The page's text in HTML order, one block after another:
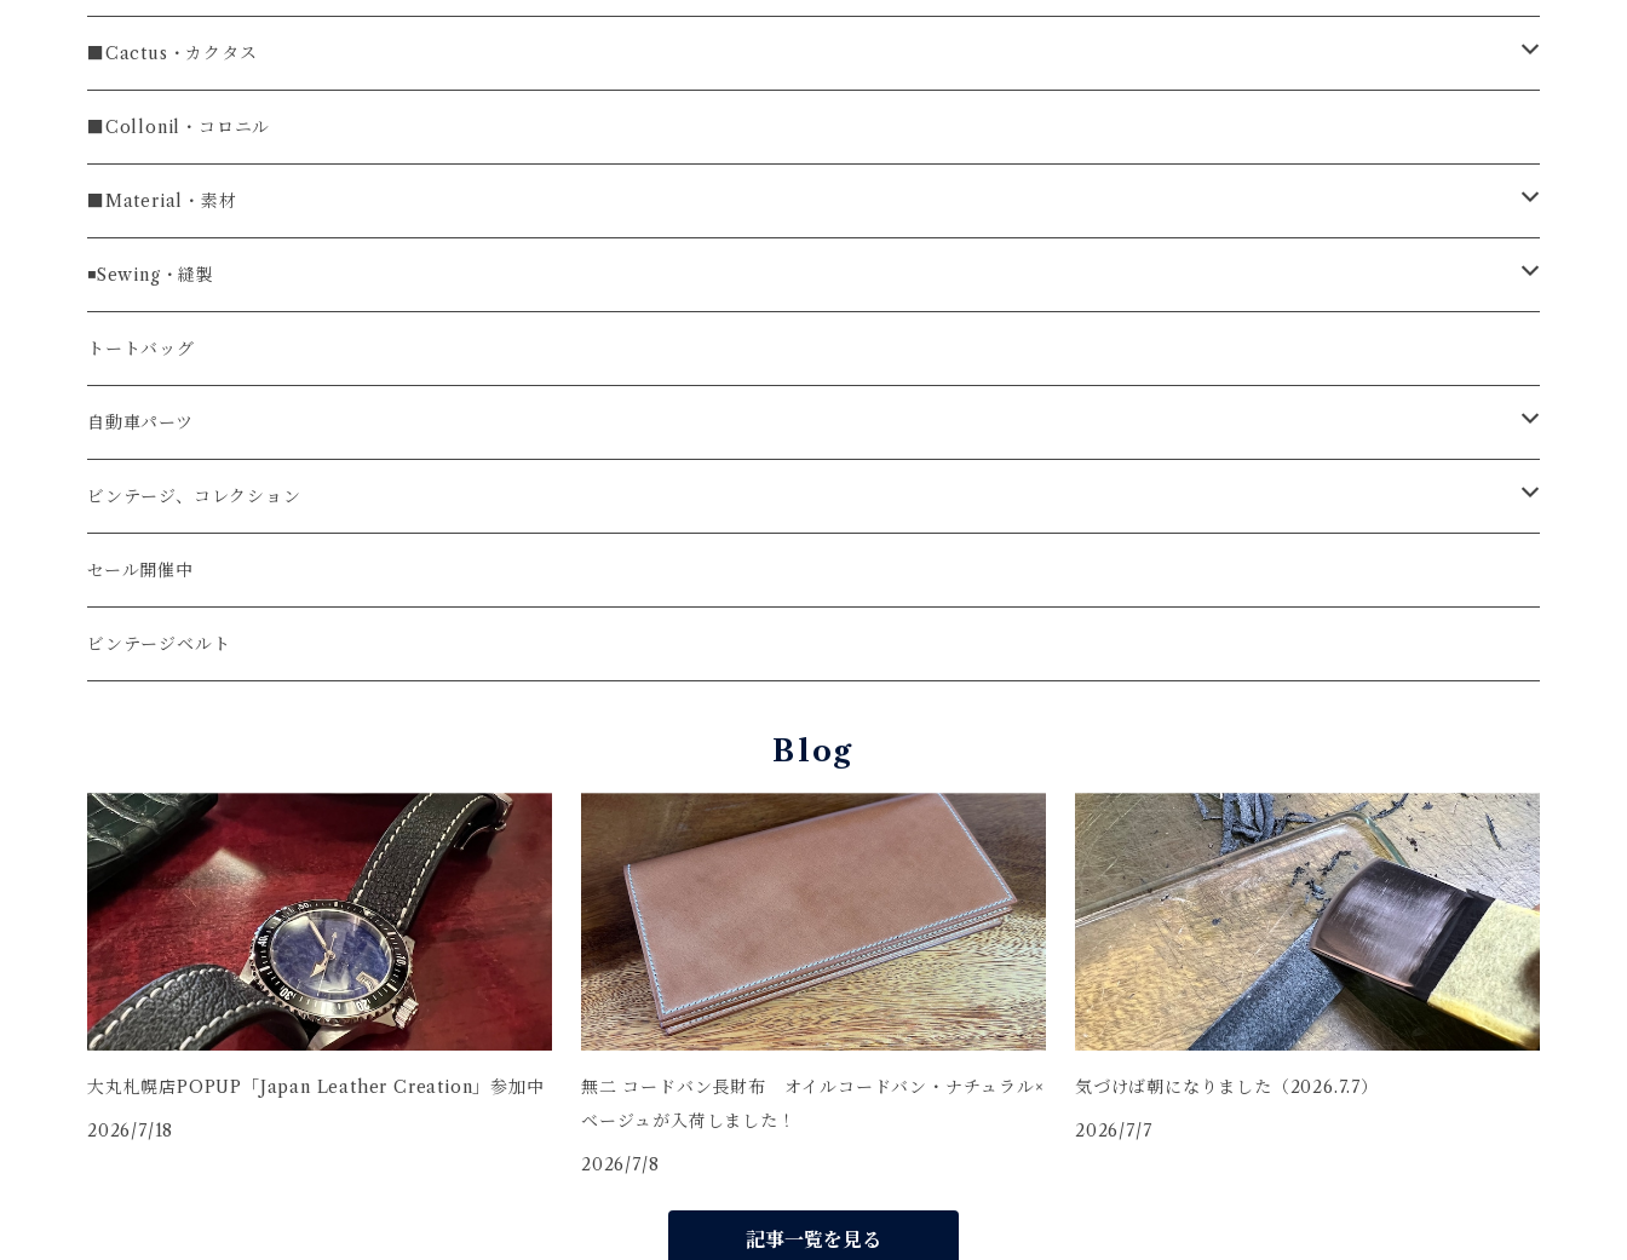
ラグ幅19mm
ラグ幅20mm
ラグ幅22mm
ラグ幅24mm
長財布
ラウンドファスナー長財布
名刺入れ
小銭入れ
キーケース
時計ベルト
マネークリップ
腕時計
ラウンドファスナー
カードケース
マウスパッド
コインケース
キーホルダー
キーケース
■Cactus・カクタス
コインケース
キーホルダー
ライターケース
レザーウォッチ
文字盤Mサイズ（φ33mm）
文字盤Sサイズ（φ26mm）
レザーウォレット
ロング
ショート
タバコケース
カードケース
ウォレットロープ
■Collonil・コロニル
■Material・素材
クロコダイル
パイソン
リザード
エレファント
ガルーシャ（エイ）
アリゲーター
コードバン
牛革
◾️Sewing・縫製
ハンドステッチ（手縫い）仕立て
ミシンステッチ仕立て
トートバッグ
自動車パーツ
ステアリング
シフトノブ
ビンテージ、コレクション
ウッドキーホルダー
ZIPPO/ジッポー・ライター
セール開催中
ビンテージベルト
Blog
大丸札幌店POPUP「Japan Leather Creation」参加中
2026/7/18
無二 コードバン長財布 オイルコードバン・ナチュラル×
ベージュが入荷しました！
2026/7/8
気づけば朝になりました（2026.7.7）
2026/7/7
記事一覧を見る